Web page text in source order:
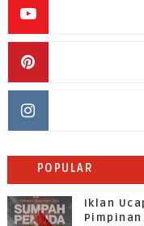
POPULAR
Iklan
Pimpinan